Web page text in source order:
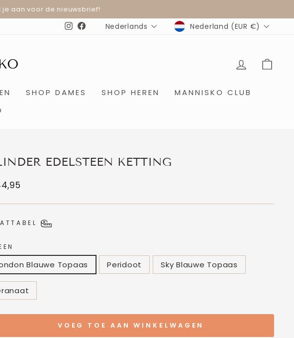
je aan voor de nieuwsbrief!
Instagram
Facebook
TAAL
Nederlands MUNTEENHEID
Nederland (EUR €)
SHOP DAMES SHOP HEREN
MANNISKO CLUB
EDELSTEEN KETTING
Blauwe Topaas Peridoot Sky Blauwe Topaas
VOEG TOE AAN WINKELWAGEN